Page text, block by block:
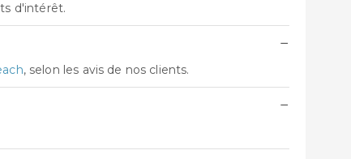
d'intérêt.
−
, selon les avis de nos clients.
−